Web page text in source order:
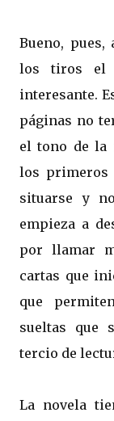
Bueno, pues,
los tiros el
interesante.
páginas no
el tono de la
los primeros
situarse y
empieza a
por llamar
cartas que
que
sueltas que
tercio de
La novela